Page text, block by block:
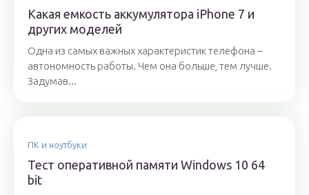
Какая емкость аккумулятора iPhone 7 и
других моделей
Одна из самых важных характеристик телефона –
автономность работы. Чем она больше, тем лучше.
Задумав...
ПК и ноутбуки
Тест оперативной памяти Windows 10 64
bit